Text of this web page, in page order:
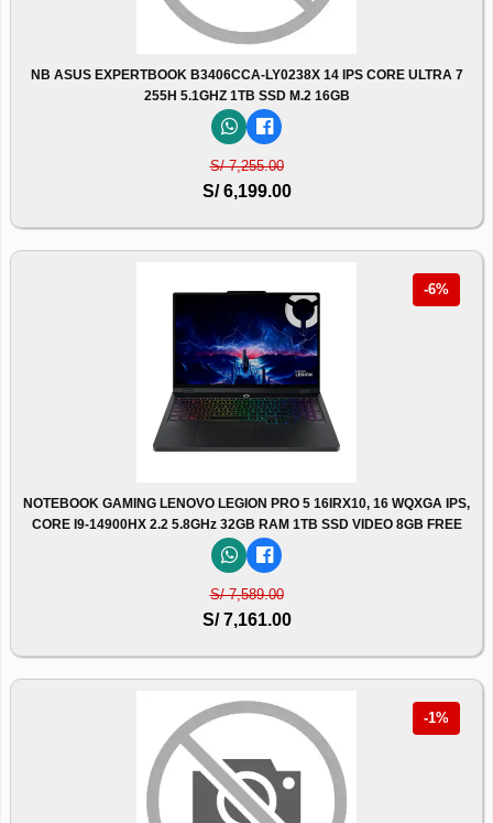
NB ASUS EXPERTBOOK B3406CCA-LY0238X 14 IPS CORE ULTRA 7
255H 5.1GHZ 1TB SSD M.2 16GB
S/ 7,255.00
S/ 6,199.00
-6%
NOTEBOOK GAMING LENOVO LEGION PRO 5 16IRX10, 16 WQXGA IPS,
CORE I9-14900HX 2.2 5.8GHz 32GB RAM 1TB SSD VIDEO 8GB FREE
S/ 7,589.00
S/ 7,161.00
-1%